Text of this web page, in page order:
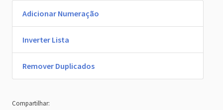
Adicionar Numeração
Inverter Lista
Remover Duplicados